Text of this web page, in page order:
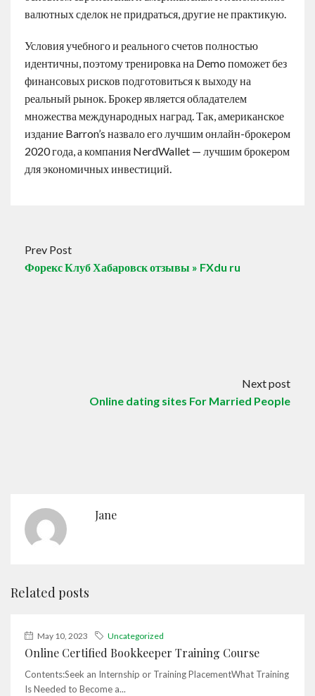
валютных сделок не придраться, другие не практикую.
Условия учебного и реального счетов полностью
идентичны, поэтому тренировка на Demo поможет без
финансовых рисков подготовиться к выходу на
реальный рынок. Брокер является обладателем
множества международных наград. Так, американское
издание Barron’s назвало его лучшим онлайн-брокером
2020 года, а компания NerdWallet — лучшим брокером
для экономичных инвестиций.
Prev Post
Форекс Клуб Хабаровск отзывы » FXdu ru
Next post
Online dating sites For Married People
Jane
Related posts
May 10, 2023 Uncategorized
Online Certified Bookkeeper Training Course
Contents:Seek an Internship or Training PlacementWhat Training
Is Needed to Become a...